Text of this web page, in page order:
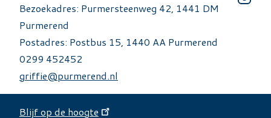
Bezoekadres: Purmersteenweg 42, 1441 DM
Purmerend
Postadres: Postbus 15, 1440 AA Purmerend
0299 452452
griffie@purmerend.nl
Blijf op de hoogte